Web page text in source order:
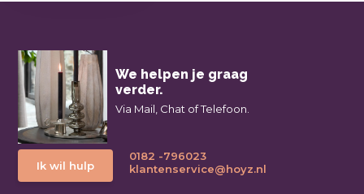
We helpen je graag
verder.
Via Mail, Chat of Telefoon.
Ik wil hulp
0182 -796023
klantenservice@hoyz.nl